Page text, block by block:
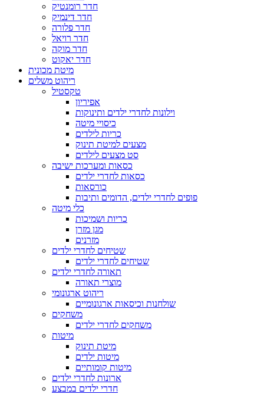
חדר רומנטיק
חדר דינמיק
חדר פלורה
חדר רויאל
חדר מוקה
חדר יאקוט
מיטת מכונית
ריהוט משלים
טקסטיל
אפיריון
וילונות לחדרי ילדים ותינוקות
כיסויי מיטה
כריות לילדים
מצעים למיטת תינוק
סט מצעים לילדים
כסאות ומערכות ישיבה
כסאות לחדרי ילדים
כורסאות
פופים לחדרי ילדים, הדומים ותיבות
כלי מיטה
כריות ושמיכות
מגן מזרן
מזרנים
שטיחים לחדרי ילדים
שטיחים לחדרי ילדים
תאורה לחדרי ילדים
מוצרי תאורה
ריהוט ארגונומי
שולחנות וכיסאות ארגונומיים
משחקים
משחקים לחדרי ילדים
מיטות
מיטת תינוק
מיטות ילדים
מיטות קומותיים
ארונות לחדרי ילדים
חדרי ילדים במבצע